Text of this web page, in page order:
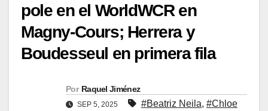
pole en el WorldWCR en
Magny-Cours; Herrera y
Boudesseul en primera fila
Por Raquel Jiménez
SEP 5, 2025 #Beatriz Neila, #Chloe